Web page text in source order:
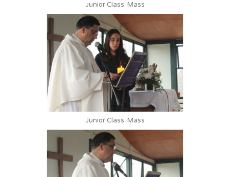
Junior Class: Mass
Junior Class: Mass